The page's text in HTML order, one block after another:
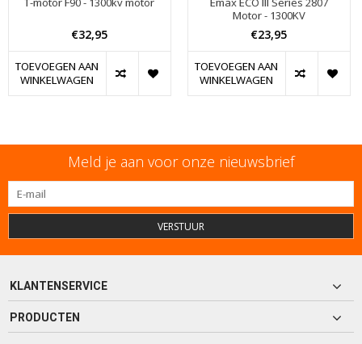
€32,95
TOEVOEGEN AAN
WINKELWAGEN
Motor - 1300KV
€23,95
TOEVOEGEN AAN
WINKELWAGEN
Meld je aan voor onze nieuwsbrief
VERSTUUR
KLANTENSERVICE
PRODUCTEN